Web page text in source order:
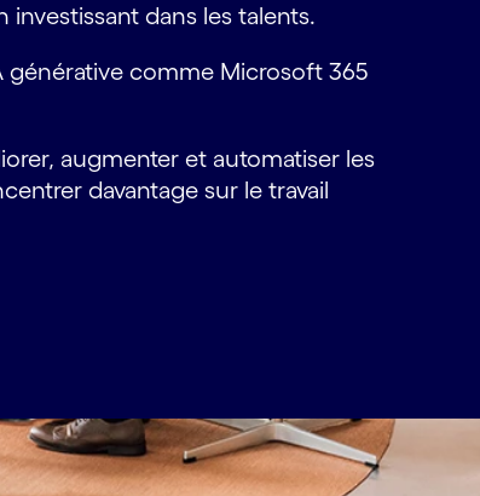
dans les talents.
générative comme Microsoft 365
augmenter et automatiser les
davantage sur le travail